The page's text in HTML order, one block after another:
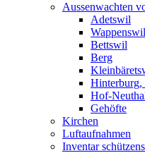
Aussenwachten
Adetswil
Wappenswil
Bettswil
Berg
Hinterburg,
Hof-
Gehöfte
Kirchen
Luftaufnahmen
Inventar